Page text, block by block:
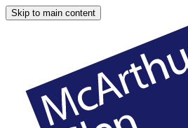
Skip to main content